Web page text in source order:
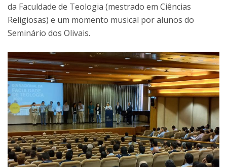
da Faculdade de Teologia (mestrado em Ciências
Religiosas) e um momento musical por alunos do
Seminário dos Olivais.